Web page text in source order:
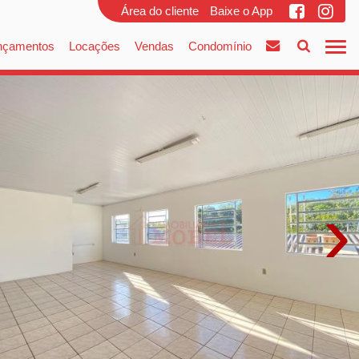
Área do cliente Baixe o App
Locações Vendas Condomínio
›